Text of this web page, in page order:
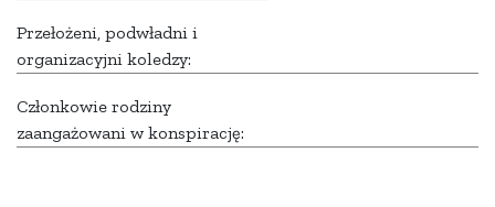
Przełożeni, podwładni i
organizacyjni koledzy:
Członkowie rodziny
zaangażowani w konspirację: